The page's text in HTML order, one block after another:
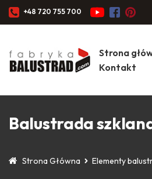
+48 720 755 700
Strona
Kontakt
Balustrada
Strona Główna Elementy